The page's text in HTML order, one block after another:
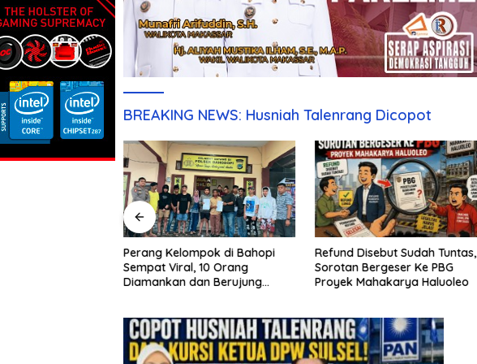
BREAKING NEWS: Husniah Talenrang Dicopot
Perang Kelompok di Bahopi
Sempat Viral, 10 Orang
Diamankan dan Berujung
Refund Disebut Sudah Tuntas,
Sorotan Bergeser Ke PBG
Proyek Mahakarya Haluoleo